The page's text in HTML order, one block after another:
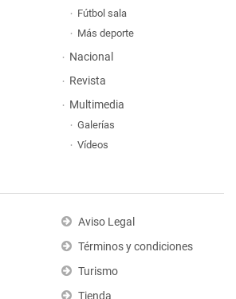
Fútbol sala
Más deporte
Nacional
Revista
Multimedia
Galerías
Vídeos
Aviso Legal
Términos y condiciones
Turismo
Tienda